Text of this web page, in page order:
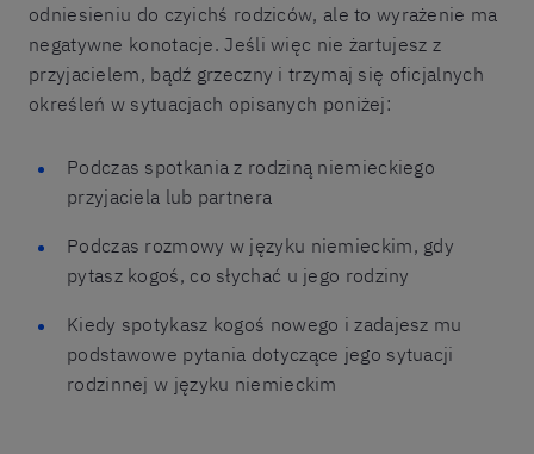
odniesieniu do czyichś rodziców, ale to wyrażenie ma
negatywne konotacje. Jeśli więc nie żartujesz z
przyjacielem, bądź grzeczny i trzymaj się oficjalnych
określeń w sytuacjach opisanych poniżej:
Podczas spotkania z rodziną niemieckiego
przyjaciela lub partnera
Podczas rozmowy w języku niemieckim, gdy
pytasz kogoś, co słychać u jego rodziny
Kiedy spotykasz kogoś nowego i zadajesz mu
podstawowe pytania dotyczące jego sytuacji
rodzinnej w języku niemieckim